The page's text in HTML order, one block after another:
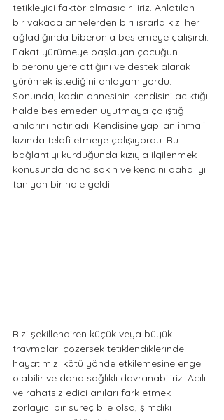
tetikleyici faktör olmasıdır.iliriz. Anlatılan
bir vakada annelerden biri ısrarla kızı her
ağladığında biberonla beslemeye çalışırdı.
Fakat yürümeye başlayan çocuğun
biberonu yere attığını ve destek alarak
yürümek istediğini anlayamıyordu.
Sonunda, kadın annesinin kendisini acıktığı
halde beslemeden uyutmaya çalıştığı
anılarını hatırladı. Kendisine yapılan ihmali
kızında telafi etmeye çalışıyordu. Bu
bağlantıyı kurduğunda kızıyla ilgilenmek
konusunda daha sakin ve kendini daha iyi
tanıyan bir hale geldi.
Bizi şekillendiren küçük veya büyük
travmaları çözersek tetiklendiklerinde
hayatımızı kötü yönde etkilemesine engel
olabilir ve daha sağlıklı davranabiliriz. Acılı
ve rahatsız edici anıları fark etmek
zorlayıcı bir süreç bile olsa, şimdiki